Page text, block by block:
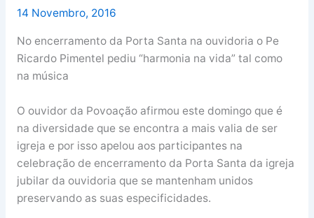
14 Novembro, 2016
No encerramento da Porta Santa na ouvidoria o Pe
Ricardo Pimentel pediu “harmonia na vida” tal como
na música
O ouvidor da Povoação afirmou este domingo que é
na diversidade que se encontra a mais valia de ser
igreja e por isso apelou aos participantes na
celebração de encerramento da Porta Santa da igreja
jubilar da ouvidoria que se mantenham unidos
preservando as suas especificidades.